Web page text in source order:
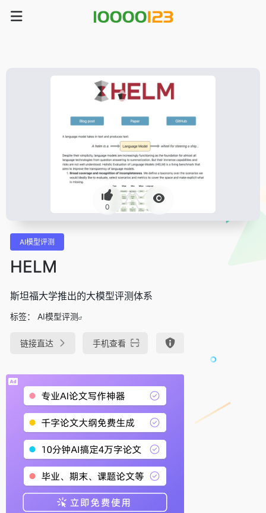
0
AI模型评测
HELM
斯坦福大学推出的大模型评测体系
标签： AI模型评测
链接直达 手机查看